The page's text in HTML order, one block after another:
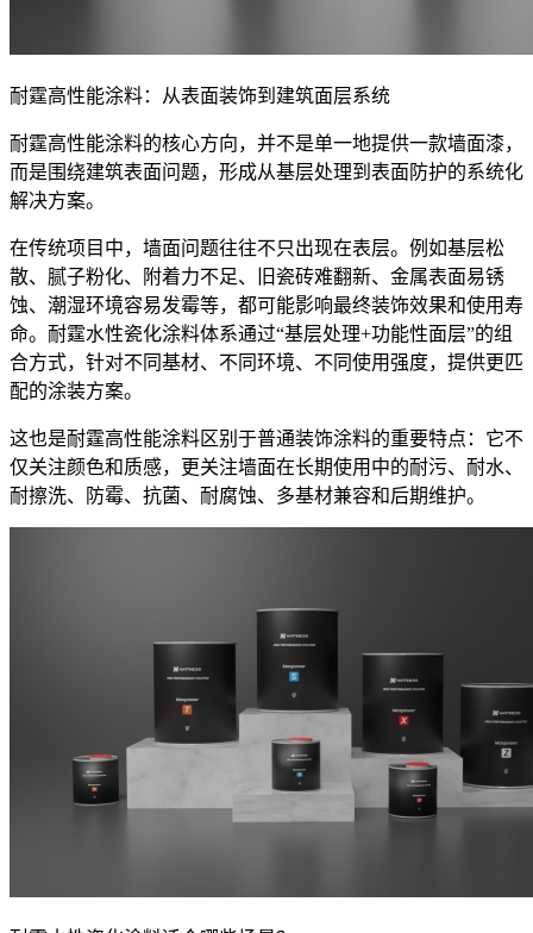
耐霆高性能涂料：从表面装饰到建筑面层系统
耐霆高性能涂料的核心方向，并不是单一地提供一款墙面漆，
而是围绕建筑表面问题，形成从基层处理到表面防护的系统化
解决方案。
在传统项目中，墙面问题往往不只出现在表层。例如基层松
散、腻子粉化、附着力不足、旧瓷砖难翻新、金属表面易锈
蚀、潮湿环境容易发霉等，都可能影响最终装饰效果和使用寿
命。耐霆水性瓷化涂料体系通过“基层处理+功能性面层”的组
合方式，针对不同基材、不同环境、不同使用强度，提供更匹
配的涂装方案。
这也是耐霆高性能涂料区别于普通装饰涂料的重要特点：它不
仅关注颜色和质感，更关注墙面在长期使用中的耐污、耐水、
耐擦洗、防霉、抗菌、耐腐蚀、多基材兼容和后期维护。